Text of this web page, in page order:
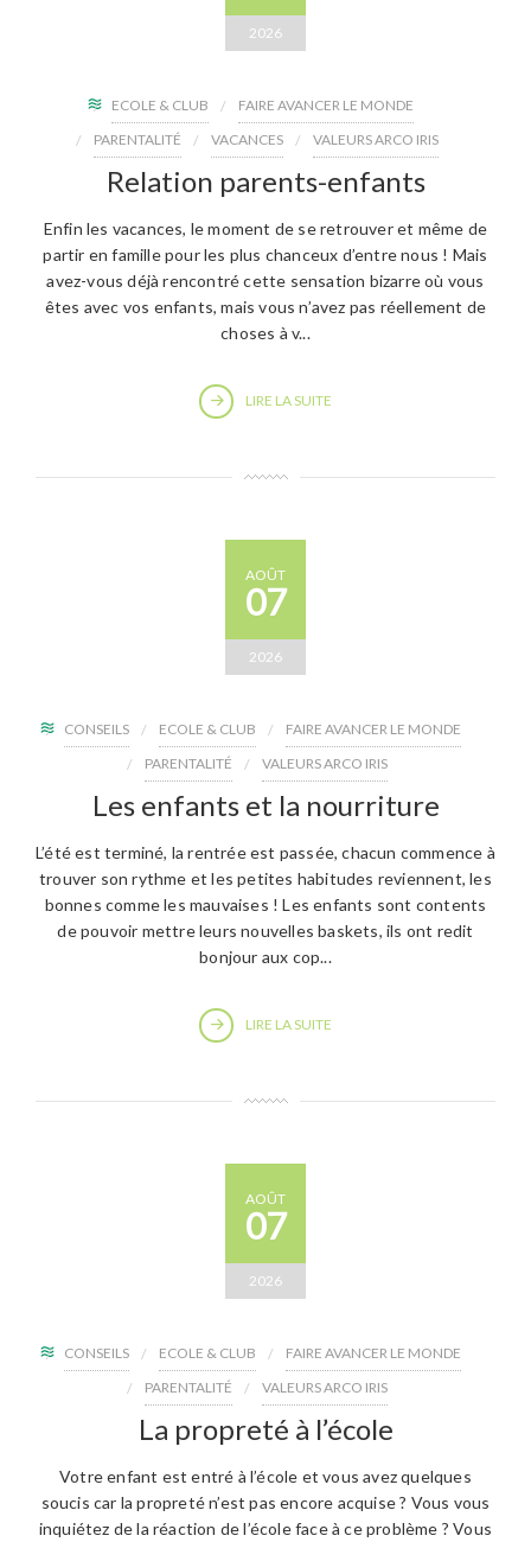
2026
ECOLE & CLUB
FAIRE AVANCER LE MONDE
PARENTALITÉ
VACANCES VALEURS ARCO IRIS
Relation parents-enfants
Enfin les vacances, le moment de se retrouver et même de
partir en famille pour les plus chanceux d’entre nous ! Mais
avez-vous déjà rencontré cette sensation bizarre où vous
êtes avec vos enfants, mais vous n’avez pas réellement de
choses à v...
LIRE LA SUITE
AOÛT
07
2026
CONSEILS ECOLE & CLUB
FAIRE AVANCER LE MONDE
PARENTALITÉ
VALEURS ARCO IRIS
Les enfants et la nourriture
L’été est terminé, la rentrée est passée, chacun commence à
trouver son rythme et les petites habitudes reviennent, les
bonnes comme les mauvaises ! Les enfants sont contents
de pouvoir mettre leurs nouvelles baskets, ils ont redit
bonjour aux cop...
LIRE LA SUITE
AOÛT
07
2026
CONSEILS ECOLE & CLUB
FAIRE AVANCER LE MONDE
PARENTALITÉ
VALEURS ARCO IRIS
La propreté à l’école
Votre enfant est entré à l’école et vous avez quelques
soucis car la propreté n’est pas encore acquise ? Vous vous
inquiétez de la réaction de l’école face à ce problème ? Vous